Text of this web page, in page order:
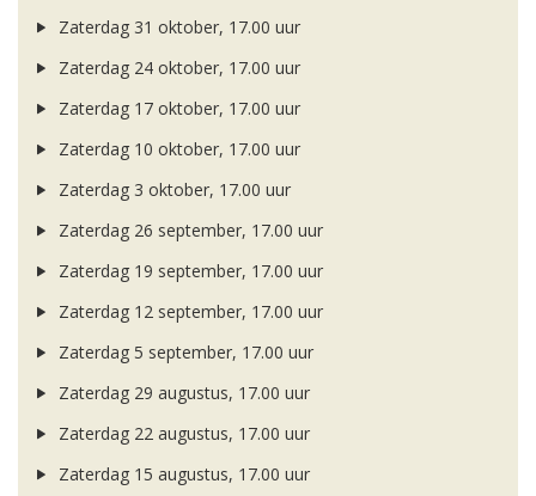
Zaterdag 31 oktober, 17.00 uur
Zaterdag 24 oktober, 17.00 uur
Zaterdag 17 oktober, 17.00 uur
Zaterdag 10 oktober, 17.00 uur
Zaterdag 3 oktober, 17.00 uur
Zaterdag 26 september, 17.00 uur
Zaterdag 19 september, 17.00 uur
Zaterdag 12 september, 17.00 uur
Zaterdag 5 september, 17.00 uur
Zaterdag 29 augustus, 17.00 uur
Zaterdag 22 augustus, 17.00 uur
Zaterdag 15 augustus, 17.00 uur